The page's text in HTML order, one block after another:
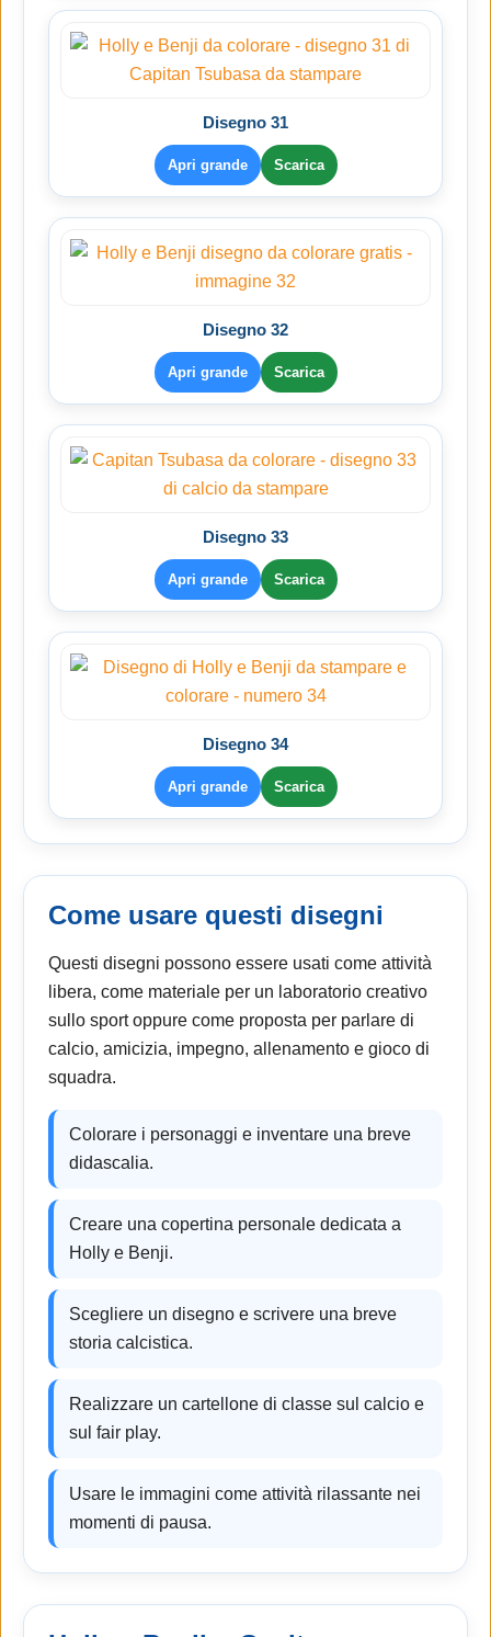
Disegno 31
Apri grande Scarica
Disegno 32
Apri grande Scarica
Disegno 33
Apri grande Scarica
Disegno 34
Apri grande Scarica
Come usare questi disegni
Questi disegni possono essere usati come attività
libera, come materiale per un laboratorio creativo
sullo sport oppure come proposta per parlare di
calcio, amicizia, impegno, allenamento e gioco di
squadra.
Colorare i personaggi e inventare una breve
didascalia.
Creare una copertina personale dedicata a
Holly e Benji.
Scegliere un disegno e scrivere una breve
storia calcistica.
Realizzare un cartellone di classe sul calcio e
sul fair play.
Usare le immagini come attività rilassante nei
momenti di pausa.